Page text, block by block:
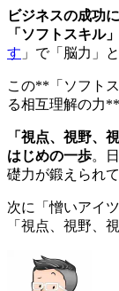
ビジネスの成功
「ソフトスキル
す 」で「脳力」
この**「ソフト
る相互理解の力
「視点、視野、
はじめの一歩。
礎力が鍛えられ
次に「憎いアイ
「視点、視野、